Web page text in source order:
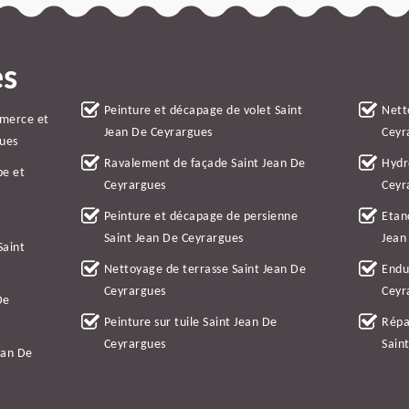
et
et
De
Peinture et décapage de volet Saint
Jean De Ceyrargues
Ravalement de façade Saint Jean De
Ceyrargues
Peinture et décapage de persienne
Saint Jean De Ceyrargues
Nettoyage de terrasse Saint Jean De
Ceyrargues
Peinture sur tuile Saint Jean De
Ceyrargues